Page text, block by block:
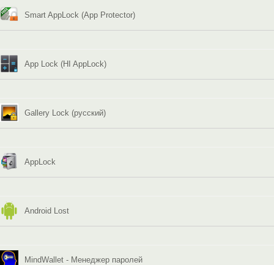
Smart AppLock (App Protector)
App Lock (HI AppLock)
Gallery Lock (русский)
AppLock
Android Lost
MindWallet - Менеджер паролей